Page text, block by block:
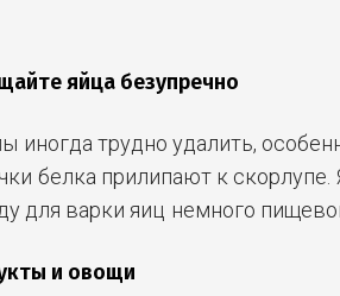
яйца безупречно
иногда трудно удалить,
белка прилипают к скорлупе.
для варки яиц немного
и овощи